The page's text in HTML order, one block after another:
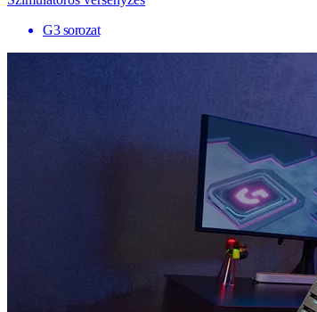
G3 sorozat